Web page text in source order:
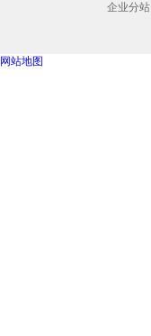
企业分站
网站地图